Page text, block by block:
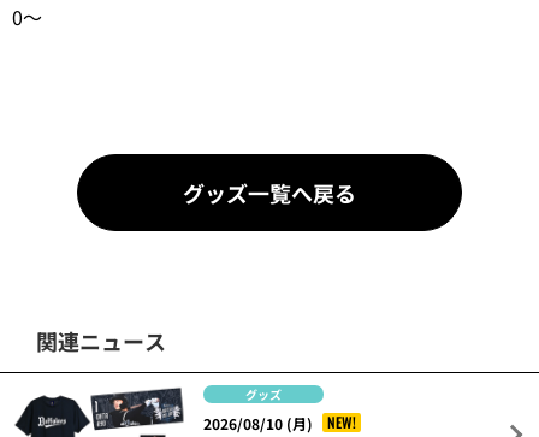
0～
グッズ一覧へ戻る
関連ニュース
グッズ
2026/08/10 (月) NEW!